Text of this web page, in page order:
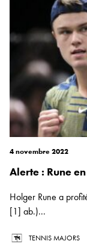
4 novembre 2022
Alerte : Rune
Holger Rune a
[1] ab.)...
TENNIS MAJORS